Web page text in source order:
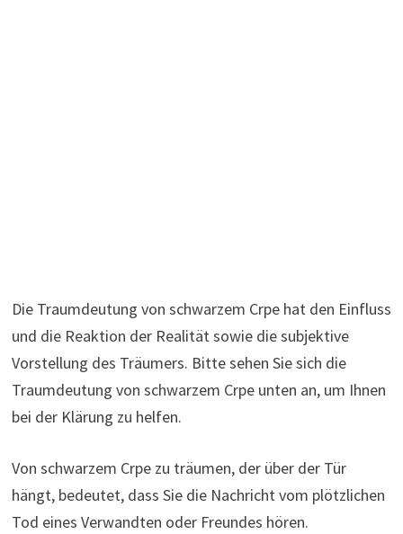
Die Traumdeutung von schwarzem Crpe hat den Einfluss
und die Reaktion der Realität sowie die subjektive
Vorstellung des Träumers. Bitte sehen Sie sich die
Traumdeutung von schwarzem Crpe unten an, um Ihnen
bei der Klärung zu helfen.
Von schwarzem Crpe zu träumen, der über der Tür
hängt, bedeutet, dass Sie die Nachricht vom plötzlichen
Tod eines Verwandten oder Freundes hören.